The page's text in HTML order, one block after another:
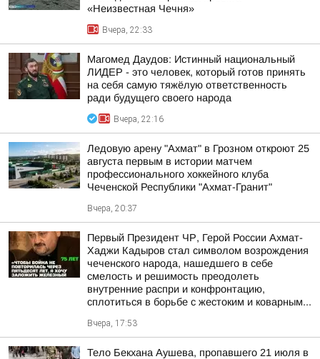
«Неизвестная Чечня»
Вчера, 22:33
Магомед Даудов: Истинный национальный
ЛИДЕР - это человек, который готов принять
на себя самую тяжёлую ответственность
ради будущего своего народа
Вчера, 22:16
Ледовую арену "Ахмат" в Грозном откроют 25
августа первым в истории матчем
профессионального хоккейного клуба
Чеченской Республики "Ахмат-Гранит"
Вчера, 20:37
Первый Президент ЧР, Герой России Ахмат-
Хаджи Кадыров стал символом возрождения
чеченского народа, нашедшего в себе
смелость и решимость преодолеть
внутренние распри и конфронтацию,
сплотиться в борьбе с жестоким и коварным...
Вчера, 17:53
Тело Бекхана Аушева, пропавшего 21 июля в